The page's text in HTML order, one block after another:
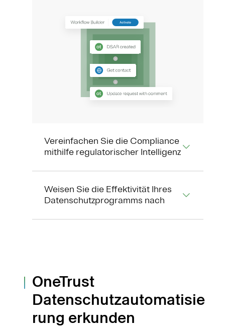
Vereinfachen Sie die Compliance
mithilfe regulatorischer Intelligenz
Weisen Sie die Effektivität Ihres
Datenschutzprogramms nach
OneTrust
Datenschutzautomatisie
rung erkunden